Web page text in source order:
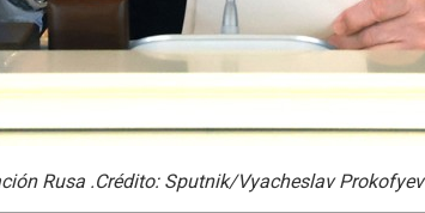
Rusa .Crédito: Sputnik/Vyacheslav Prokofyev